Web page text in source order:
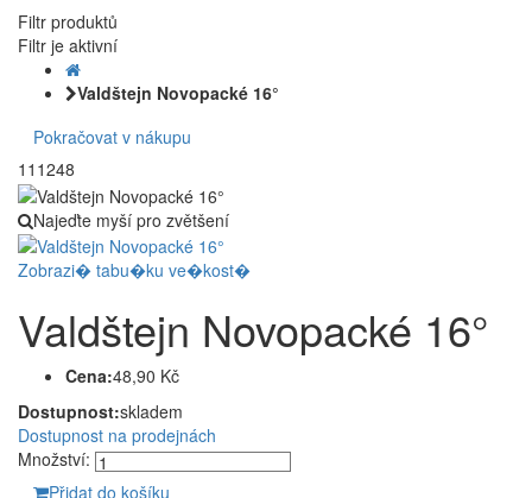
Filtr produktů
Filtr je aktivní
Valdštejn Novopacké 16°
Pokračovat v nákupu
111248
Najeďte myší pro zvětšení
Zobrazi� tabu�ku ve�kost�
Valdštejn Novopacké 16°
Cena:48,90 Kč
Dostupnost:skladem
Dostupnost na prodejnách
Množství:
Přidat do košíku